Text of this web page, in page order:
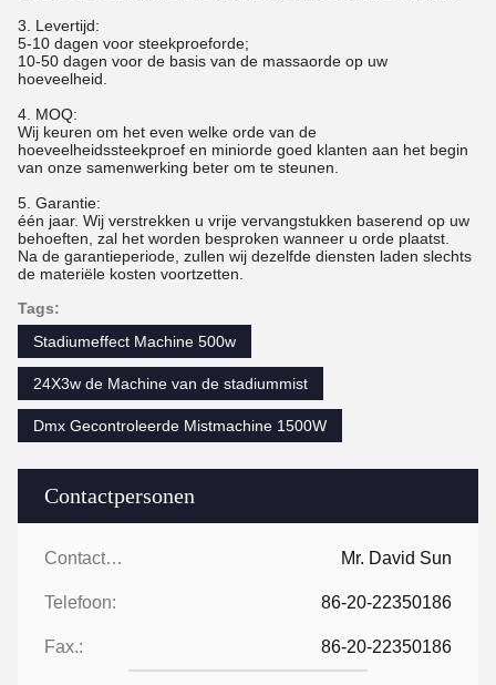
Contactpersonen
Contactpersonen: Mr. David Sun
Telefoon: 86-20-22350186
Fax.: 86-20-22350186
3. Levertijd:
5-10 dagen voor steekproeforde;
10-50 dagen voor de basis van de massaorde op uw
hoeveelheid.
4. MOQ:
Wij keuren om het even welke orde van de
hoeveelheidssteekproef en miniorde goed klanten aan het begin
van onze samenwerking beter om te steunen.
5. Garantie:
één jaar. Wij verstrekken u vrije vervangstukken baserend op uw
behoeften, zal het worden besproken wanneer u orde plaatst.
Na de garantieperiode, zullen wij dezelfde diensten laden slechts
de materiële kosten voortzetten.
Tags:
Stadiumeffect Machine 500w
24X3w de Machine van de stadiummist
Dmx Gecontroleerde Mistmachine 1500W